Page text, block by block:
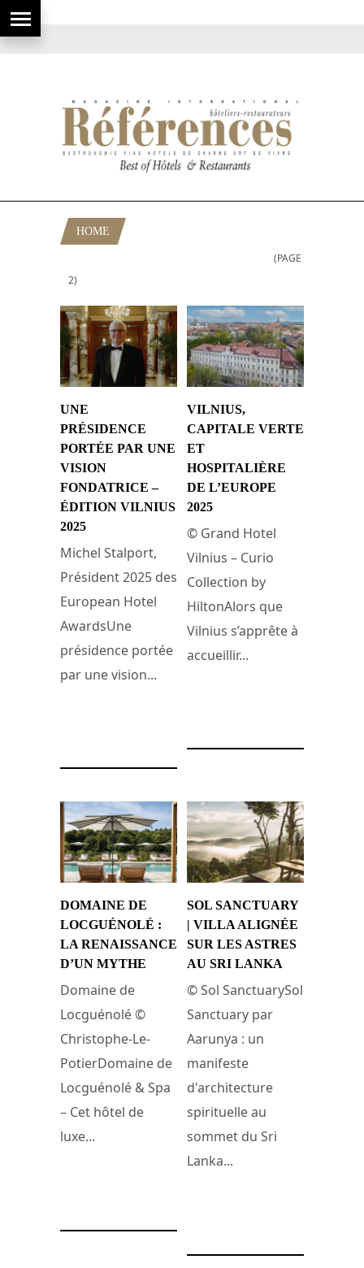
HOME
(PAGE
2)
UNE
PRÉSIDENCE
PORTÉE PAR UNE
VISION
FONDATRICE –
ÉDITION VILNIUS
2025
Michel Stalport,
Président 2025 des
European Hotel
AwardsUne
présidence portée
par une vision...
VILNIUS,
CAPITALE VERTE
ET
HOSPITALIÈRE
DE L’EUROPE
2025
© Grand Hotel
Vilnius – Curio
Collection by
HiltonAlors que
Vilnius s’apprête à
accueillir...
DOMAINE DE
LOCGUÉNOLÉ :
LA RENAISSANCE
D’UN MYTHE
Domaine de
Locguénolé ©
Christophe-Le-
PotierDomaine de
Locguénolé & Spa
– Cet hôtel de
luxe...
SOL SANCTUARY
| VILLA ALIGNÉE
SUR LES ASTRES
AU SRI LANKA
© Sol SanctuarySol
Sanctuary par
Aarunya : un
manifeste
d'architecture
spirituelle au
sommet du Sri
Lanka...